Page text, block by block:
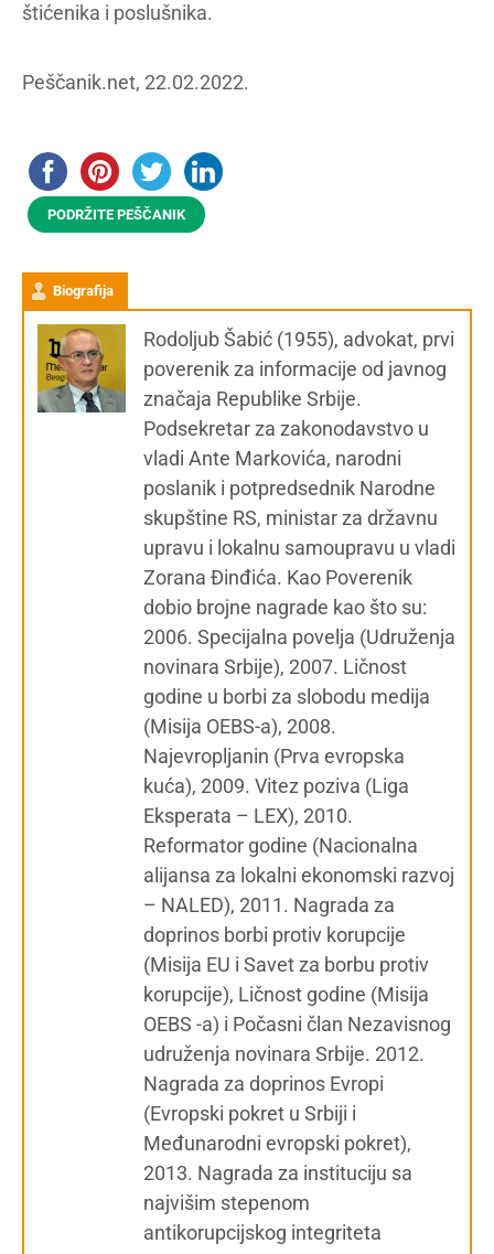
štićenika i poslušnika.
Peščanik.net, 22.02.2022.
PODRŽITE PEŠČANIK
Biografija
Rodoljub Šabić (1955), advokat, prvi
poverenik za informacije od javnog
značaja Republike Srbije.
Podsekretar za zakonodavstvo u
vladi Ante Markovića, narodni
poslanik i potpredsednik Narodne
skupštine RS, ministar za državnu
upravu i lokalnu samoupravu u vladi
Zorana Đinđića. Kao Poverenik
dobio brojne nagrade kao što su:
2006. Specijalna povelja (Udruženja
novinara Srbije), 2007. Ličnost
godine u borbi za slobodu medija
(Misija OEBS-a), 2008.
Najevropljanin (Prva evropska
kuća), 2009. Vitez poziva (Liga
Eksperata – LEX), 2010.
Reformator godine (Nacionalna
alijansa za lokalni ekonomski razvoj
– NALED), 2011. Nagrada za
doprinos borbi protiv korupcije
(Misija EU i Savet za borbu protiv
korupcije), Ličnost godine (Misija
OEBS -a) i Počasni član Nezavisnog
udruženja novinara Srbije. 2012.
Nagrada za doprinos Evropi
(Evropski pokret u Srbiji i
Međunarodni evropski pokret),
2013. Nagrada za instituciju sa
najvišim stepenom
antikorupcijskog integriteta